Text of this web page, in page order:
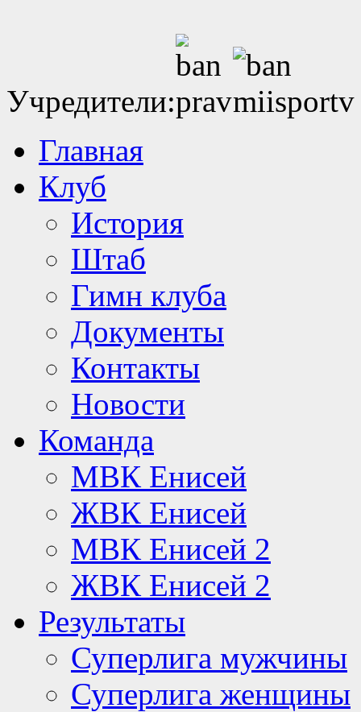
Учредители:
Главная
Клуб
История
Штаб
Гимн клуба
Документы
Контакты
Новости
Команда
МВК Енисей
ЖВК Енисей
МВК Енисей 2
ЖВК Енисей 2
Результаты
Суперлига мужчины
Суперлига женщины